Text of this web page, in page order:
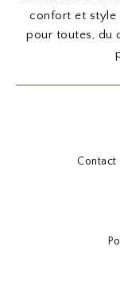
confort et style
pour toutes, du
Contact